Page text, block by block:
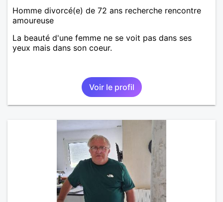
Homme divorcé(e) de 72 ans recherche rencontre
amoureuse
La beauté d'une femme ne se voit pas dans ses
yeux mais dans son coeur.
Voir le profil